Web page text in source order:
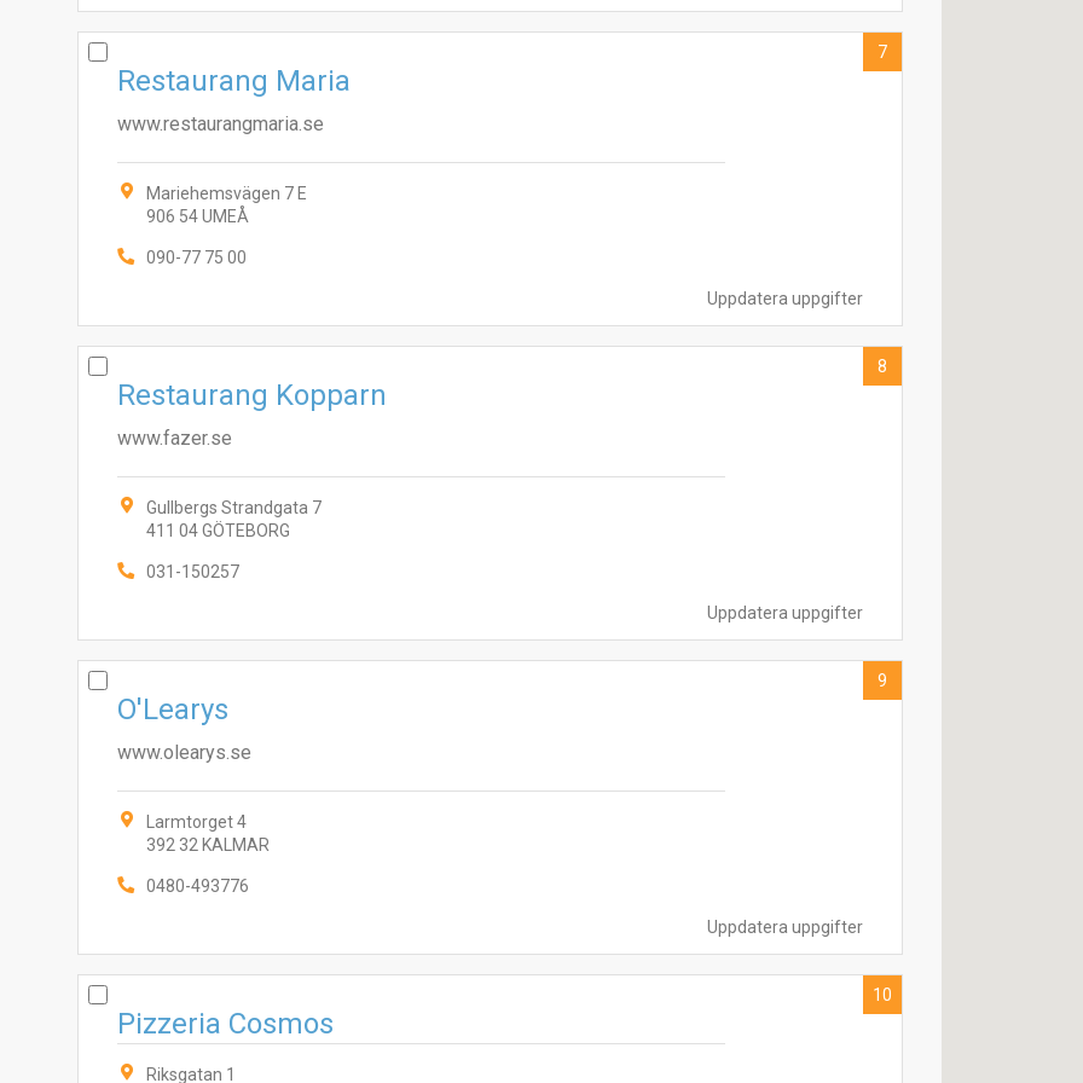
Uppdatera uppgifter
Restaurang Maria
www.restaurangmaria.se
Mariehemsvägen 7 E
906 54 UMEÅ
090-77 75 00
7
Uppdatera uppgifter
Restaurang Kopparn
www.fazer.se
Gullbergs Strandgata 7
411 04 GÖTEBORG
031-150257
8
Uppdatera uppgifter
O'Learys
www.olearys.se
Larmtorget 4
392 32 KALMAR
0480-493776
9
Pizzeria Cosmos
Riksgatan 1
10